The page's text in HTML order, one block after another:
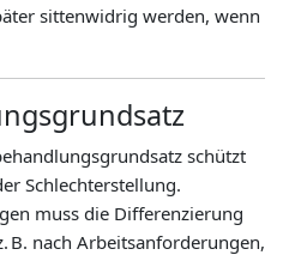
sittenwidrig werden, wenn
schützt
Schlechterstellung.
muss die Differenzierung
B. nach Arbeitsanforderungen,